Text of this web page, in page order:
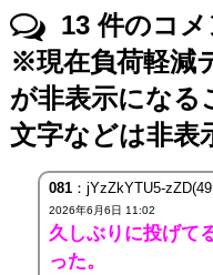
13件のコメ
※現在負荷軽減
が非表示にな
文字などは非表
081：jYzZkYTU5-
2026年6月6日 11:02
久しぶりに投げて
った。